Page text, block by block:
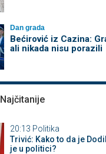
Dan grada
Bećirović iz Cazina:
ali nikada nisu porazili
Najčitanije
20:13 Politika
Trivić: Kako to da je
je u politici?